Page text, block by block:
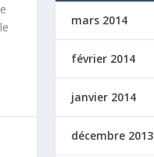
mars 2014
février 2014
janvier 2014
décembre 2013